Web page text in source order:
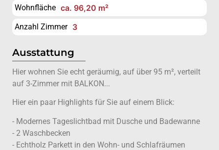
Wohnfläche ca. 96,20 m²
Anzahl Zimmer 3
Ausstattung
Hier wohnen Sie echt geräumig, auf über 95 m², verteilt
auf 3-Zimmer mit BALKON...
Hier ein paar Highlights für Sie auf einem Blick:
- Modernes Tageslichtbad mit Dusche und Badewanne
- 2 Waschbecken
- Echtholz Parkett in den Wohn- und Schlafräumen